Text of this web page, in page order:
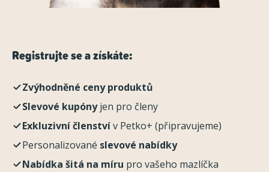
Registrujte se a získáte:
Zvýhodněné ceny produktů
Slevové kupónyjen pro členy
Exkluzivní členstvív Petko+ (připravujeme)
Personalizované slevové nabídky
Nabídka šitá na míru pro vašeho mazlíčka